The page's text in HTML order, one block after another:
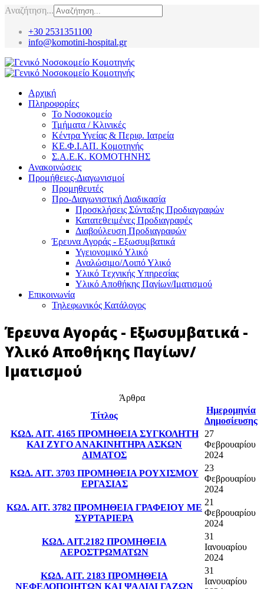
Αναζήτηση...
+30 2531351100
info@komotini-hospital.gr
Αρχική
Πληροφορίες
Το Νοσοκομείο
Τμήματα / Κλινικές
Κέντρα Υγείας & Περιφ. Ιατρεία
ΚΕ.Φ.Ι.ΑΠ. Κομοτηνής
Σ.Α.Ε.Κ. ΚΟΜΟΤΗΝΗΣ
Ανακοινώσεις
Προμήθειες-Διαγωνισμοί
Προμηθευτές
Προ-Διαγωνιστική Διαδικασία
Προσκλήσεις Σύνταξης Προδιαγραφών
Κατατεθειμένες Προδιαγραφές
Διαβούλευση Προδιαγραφών
Έρευνα Αγοράς - Εξωσυμβατικά
Υγειονομικό Υλικό
Αναλώσιμο/Λοιπό Υλικό
Υλικό Tεχνικής Yπηρεσίας
Υλικό Αποθήκης Παγίων/Ιματισμού
Επικοινωνία
Τηλεφωνικός Κατάλογος
Έρευνα Αγοράς - Εξωσυμβατικά -
Υλικό Αποθήκης Παγίων/
Ιματισμού
Άρθρα
Τίτλος
Ημερομηνία
Δημοσίευσης
ΚΩΔ. ΑΙΤ. 4165 ΠΡΟΜΗΘΕΙΑ ΣΥΓΚΟΛΗΤΗ
ΚΑΙ ΖΥΓΟ ΑΝΑΚΙΝΗΤΗΡΑ ΑΣΚΩΝ
ΑΙΜΑΤΟΣ
27
Φεβρουαρίου
2024
ΚΩΔ. ΑΙΤ. 3703 ΠΡΟΜΗΘΕΙΑ ΡΟΥΧΙΣΜΟΥ
ΕΡΓΑΣΙΑΣ
23
Φεβρουαρίου
2024
ΚΩΔ. ΑΙΤ. 3782 ΠΡΟΜΗΘΕΙΑ ΓΡΑΦΕΙΟΥ ΜΕ
ΣΥΡΤΑΡΙΕΡΑ
21
Φεβρουαρίου
2024
ΚΩΔ. ΑΙΤ.2182 ΠΡΟΜΗΘΕΙΑ
ΑΕΡΟΣΤΡΩΜΑΤΩΝ
31
Ιανουαρίου
2024
ΚΩΔ. ΑΙΤ. 2183 ΠΡΟΜΗΘΕΙΑ
ΝΕΦΕΛΟΠΟΙΗΤΩΝ ΚΑΙ ΨΑΛΙΔΙ ΓΑΖΩΝ
31
Ιανουαρίου